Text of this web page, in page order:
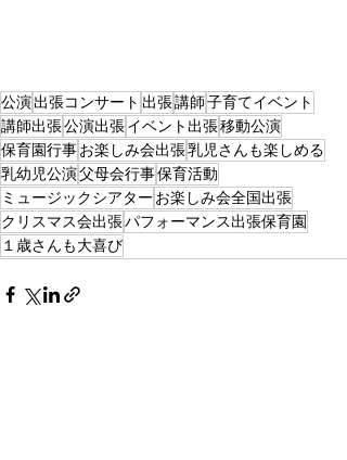
公演出張コンサート 出張講師子育てイベント
講師出張公演出張イベント出張移動公演
保育園行事お楽しみ会出張乳児さんも楽しめる
乳幼児公演父母会行事保育活動
ミュージックシアター お楽しみ会全国出張
クリスマス会出張パフォーマンス出張保育園
１歳さんも大喜び